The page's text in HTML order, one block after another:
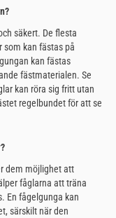
säkert. De flesta
som kan fästas på
kan fästas
fästmaterialen. Se
kan röra sig fritt utan
regelbundet för att se
dem möjlighet att
fåglarna att träna
En fågelgunga kan
särskilt när den